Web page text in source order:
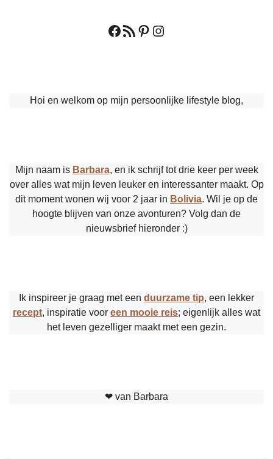
Facebook
RSS feedPinterest
Instagram
Hoi en welkom op mijn persoonlijke lifestyle blog,
Mijn naam is Barbara, en ik schrijf tot drie keer per week
over alles wat mijn leven leuker en interessanter maakt. Op
dit moment wonen wij voor 2 jaar in Bolivia. Wil je op de
hoogte blijven van onze avonturen? Volg dan de
nieuwsbrief hieronder :)
Ik inspireer je graag met een duurzame tip, een lekker
recept, inspiratie voor een mooie reis; eigenlijk alles wat
het leven gezelliger maakt met een gezin.
❤︎ van Barbara